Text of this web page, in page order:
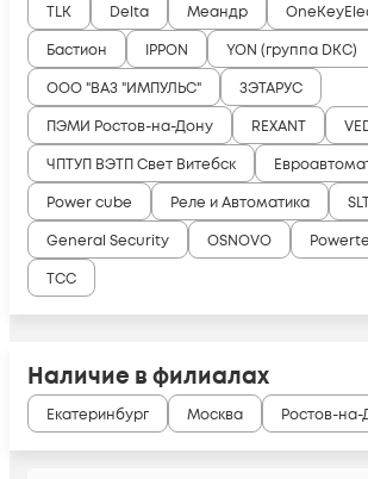
TLK
Delta Меандр
Бастион
IPPON
YON (группа DKC)
ООО "ВАЗ "ИМПУЛЬС"
ЗЭТАРУС
ПЭМИ Ростов-на-Дону
REXANT
ЧПТУП ВЭТП Свет Витебск
Power cube
Реле и Автоматика
General Security
OSNOVO
ТСС
Наличие в филиалах
Екатеринбург Москва Ростов-